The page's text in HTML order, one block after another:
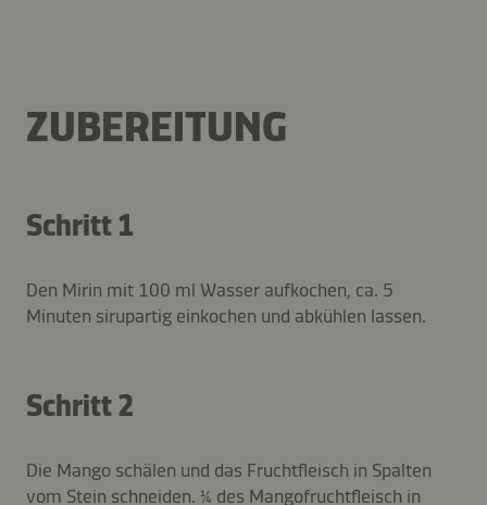
ZUBEREITUNG
Schritt 1
Den Mirin mit 100 ml Wasser aufkochen, ca. 5
Minuten sirupartig einkochen und abkühlen lassen.
Schritt 2
Die Mango schälen und das Fruchtfleisch in Spalten
vom Stein schneiden. ¼ des Mangofruchtfleisch in